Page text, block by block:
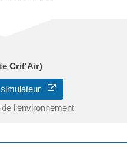
Crit'Air)
l'environnement